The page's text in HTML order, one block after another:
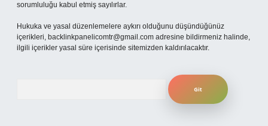
sorumluluğu kabul etmiş sayılırlar.
Hukuka ve yasal düzenlemelere aykırı olduğunu düşündüğünüz
içerikleri, backlinkpanelicomtr@gmail.com adresine bildirmeniz halinde,
ilgili içerikler yasal süre içerisinde sitemizden kaldırılacaktır.